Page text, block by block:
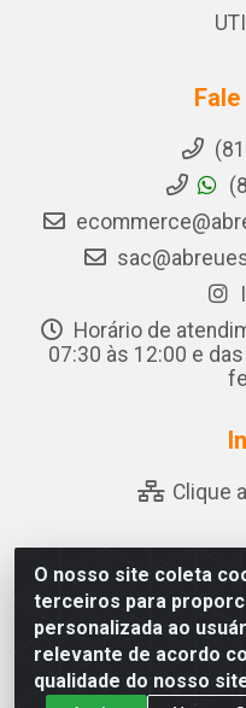
O nosso site coleta
terceiros para
personalizada ao
relevante de acordo
qualidade do nosso
Horário de
07:30 às 12:00 e
Clique
Abreu & Silva - Rua
Olho D'Água das